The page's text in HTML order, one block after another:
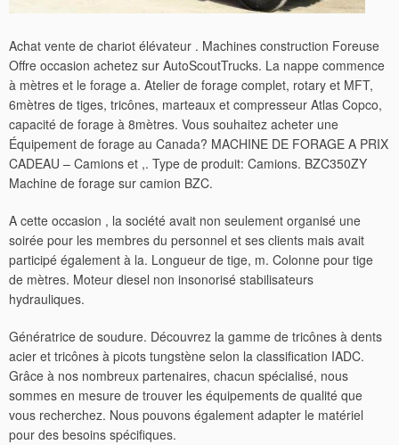
Achat vente de chariot élévateur . Machines construction Foreuse
Offre occasion achetez sur AutoScoutTrucks. La nappe commence
à mètres et le forage a. Atelier de forage complet, rotary et MFT,
6mètres de tiges, tricônes, marteaux et compresseur Atlas Copco,
capacité de forage à 8mètres. Vous souhaitez acheter une
Équipement de forage au Canada? MACHINE DE FORAGE A PRIX
CADEAU – Camions et ,. Type de produit: Camions. BZC350ZY
Machine de forage sur camion BZC.
A cette occasion , la société avait non seulement organisé une
soirée pour les membres du personnel et ses clients mais avait
participé également à la. Longueur de tige, m. Colonne pour tige
de mètres. Moteur diesel non insonorisé stabilisateurs
hydrauliques.
Génératrice de soudure. Découvrez la gamme de tricônes à dents
acier et tricônes à picots tungstène selon la classification IADC.
Grâce à nos nombreux partenaires, chacun spécialisé, nous
sommes en mesure de trouver les équipements de qualité que
vous recherchez. Nous pouvons également adapter le matériel
pour des besoins spécifiques.